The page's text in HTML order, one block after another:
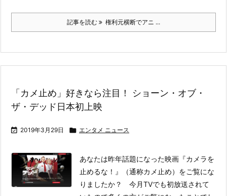
記事を読む 権利元横断でアニ ...
「カメ止め」好きなら注目！ ショーン・オブ・
ザ・デッド日本初上映
 2019年3月29日  エンタメ ニュース
あなたは昨年話題になった映画『カメラを
止めるな！』（通称カメ止め）をご覧にな
りましたか？ 今月TVでも初放送されて